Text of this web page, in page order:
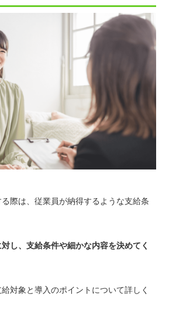
際は、従業員が納得するような支給条
し、支給条件や細かな内容を決めてく
対象と導入のポイントについて詳しく